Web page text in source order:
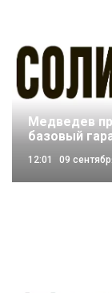
Медведев
базовый
12:01 09